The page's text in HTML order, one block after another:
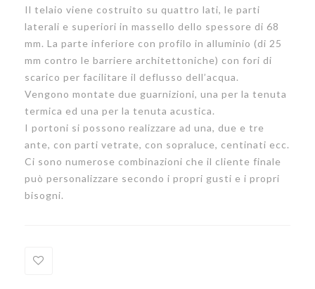
Il telaio viene costruito su quattro lati, le parti
laterali e superiori in massello dello spessore di 68
mm. La parte inferiore con profilo in alluminio (di 25
mm contro le barriere architettoniche) con fori di
scarico per facilitare il deflusso dell’acqua.
Vengono montate due guarnizioni, una per la tenuta
termica ed una per la tenuta acustica.
I portoni si possono realizzare ad una, due e tre
ante, con parti vetrate, con sopraluce, centinati ecc.
Ci sono numerose combinazioni che il cliente finale
può personalizzare secondo i propri gusti e i propri
bisogni.